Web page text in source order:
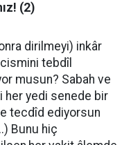
(2)
dirilmeyi) inkâr
tebdîl
musun? Sabah ve
her yedi senede bir
tecdîd ediyorsun
Bunu hiç